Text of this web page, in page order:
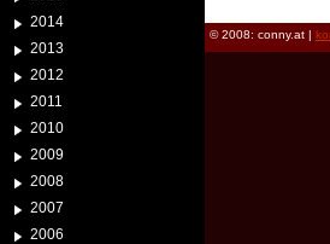
2014
2013
2012
2011
2010
2009
2008
2007
2006
© 2008: conny.at |